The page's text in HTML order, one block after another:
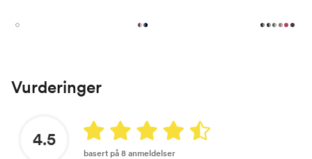
Vurderinger
4.5
basert på 8 anmeldelser